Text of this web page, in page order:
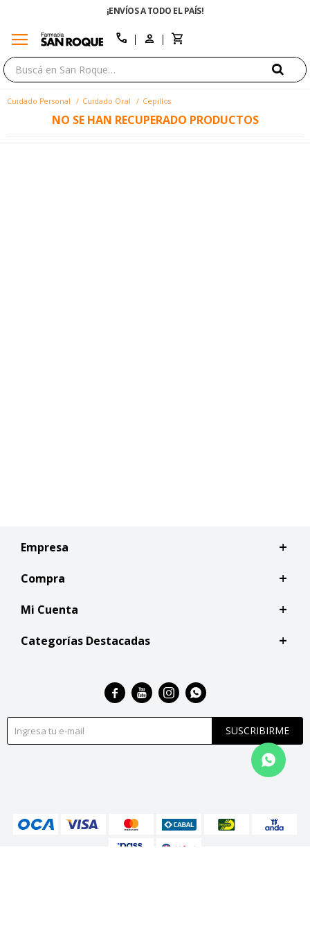
¡ENVÍOS A TODO EL PAÍS!
menu call
Cuidado Personal Cuidado Oral Cepillos
NO SE HAN RECUPERADO PRODUCTOS
Empresa
Compra
Mi Cuenta
Categorías Destacadas
SUSCRIBIRME
   
close